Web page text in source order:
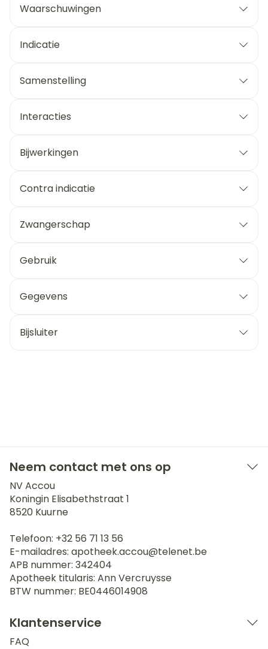
Waarschuwingen
Indicatie
Samenstelling
Interacties
Bijwerkingen
Contra indicatie
Zwangerschap
Gebruik
Gegevens
Bijsluiter
Neem contact met ons op
NV Accou
Koningin Elisabethstraat 1
8520 Kuurne
Telefoon: +32 56 71 13 56
E-mailadres: apotheek.accou@telenet.be
APB nummer: 342404
Apotheek titularis: Ann Vercruysse
BTW nummer: BE0446014908
Klantenservice
FAQ